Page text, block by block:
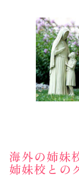
海外の姉妹
姉妹校との